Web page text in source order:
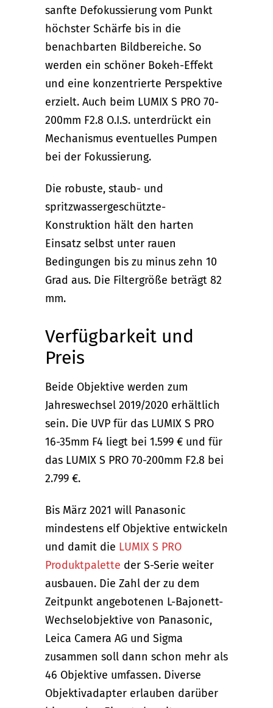
sanfte Defokussierung vom Punkt
höchster Schärfe bis in die
benachbarten Bildbereiche. So
werden ein schöner Bokeh-Effekt
und eine konzentrierte Perspektive
erzielt. Auch beim LUMIX S PRO 70-
200mm F2.8 O.I.S. unterdrückt ein
Mechanismus eventuelles Pumpen
bei der Fokussierung.
Die robuste, staub- und
spritzwassergeschützte-
Konstruktion hält den harten
Einsatz selbst unter rauen
Bedingungen bis zu minus zehn 10
Grad aus. Die Filtergröße beträgt 82
mm.
Verfügbarkeit und
Preis
Beide Objektive werden zum
Jahreswechsel 2019/2020 erhältlich
sein. Die UVP für das LUMIX S PRO
16-35mm F4 liegt bei 1.599 € und für
das LUMIX S PRO 70-200mm F2.8 bei
2.799 €.
Bis März 2021 will Panasonic
mindestens elf Objektive entwickeln
und damit die LUMIX S PRO
Produktpalette der S-Serie weiter
ausbauen. Die Zahl der zu dem
Zeitpunkt angebotenen L-Bajonett-
Wechselobjektive von Panasonic,
Leica Camera AG und Sigma
zusammen soll dann schon mehr als
46 Objektive umfassen. Diverse
Objektivadapter erlauben darüber